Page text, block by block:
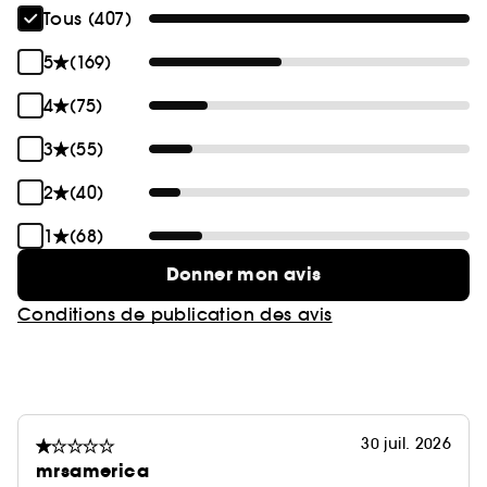
Tous (407)
5
(169)
4
(75)
3
(55)
2
(40)
1
(68)
Donner mon avis
Conditions de publication des avis
30 juil. 2026
mrsamerica